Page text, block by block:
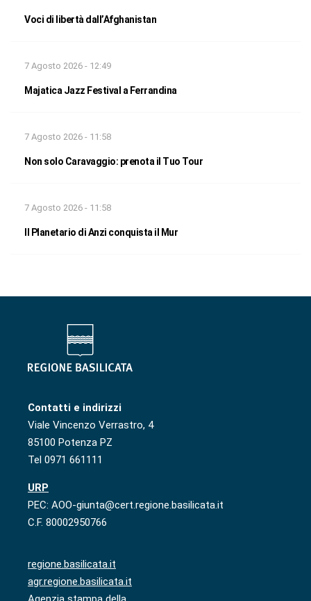
Voci di libertà dall’Afghanistan
7 Agosto 2026 - 12:49
Majatica Jazz Festival a Ferrandina
7 Agosto 2026 - 11:58
Non solo Caravaggio: prenota il Tuo Tour
7 Agosto 2026 - 11:58
Il Planetario di Anzi conquista il Mur
Contatti e indirizzi
Viale Vincenzo Verrastro, 4
85100 Potenza PZ
Tel 0971 661111
URP
PEC: AOO-giunta@cert.regione.basilicata.it
C.F. 80002950766
regione.basilicata.it
agr.regione.basilicata.it